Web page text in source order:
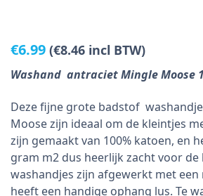
€6.99 (€8.46 incl BTW)
Washand antraciet Mingle Moose
Deze fijne grote badstof
Moose zijn ideaal om de kleintjes
zijn gemaakt van 100% katoen, en
gram m2 dus heerlijk zacht voor de
washandjes zijn afgewerkt met
heeft een handige ophang lus. Te